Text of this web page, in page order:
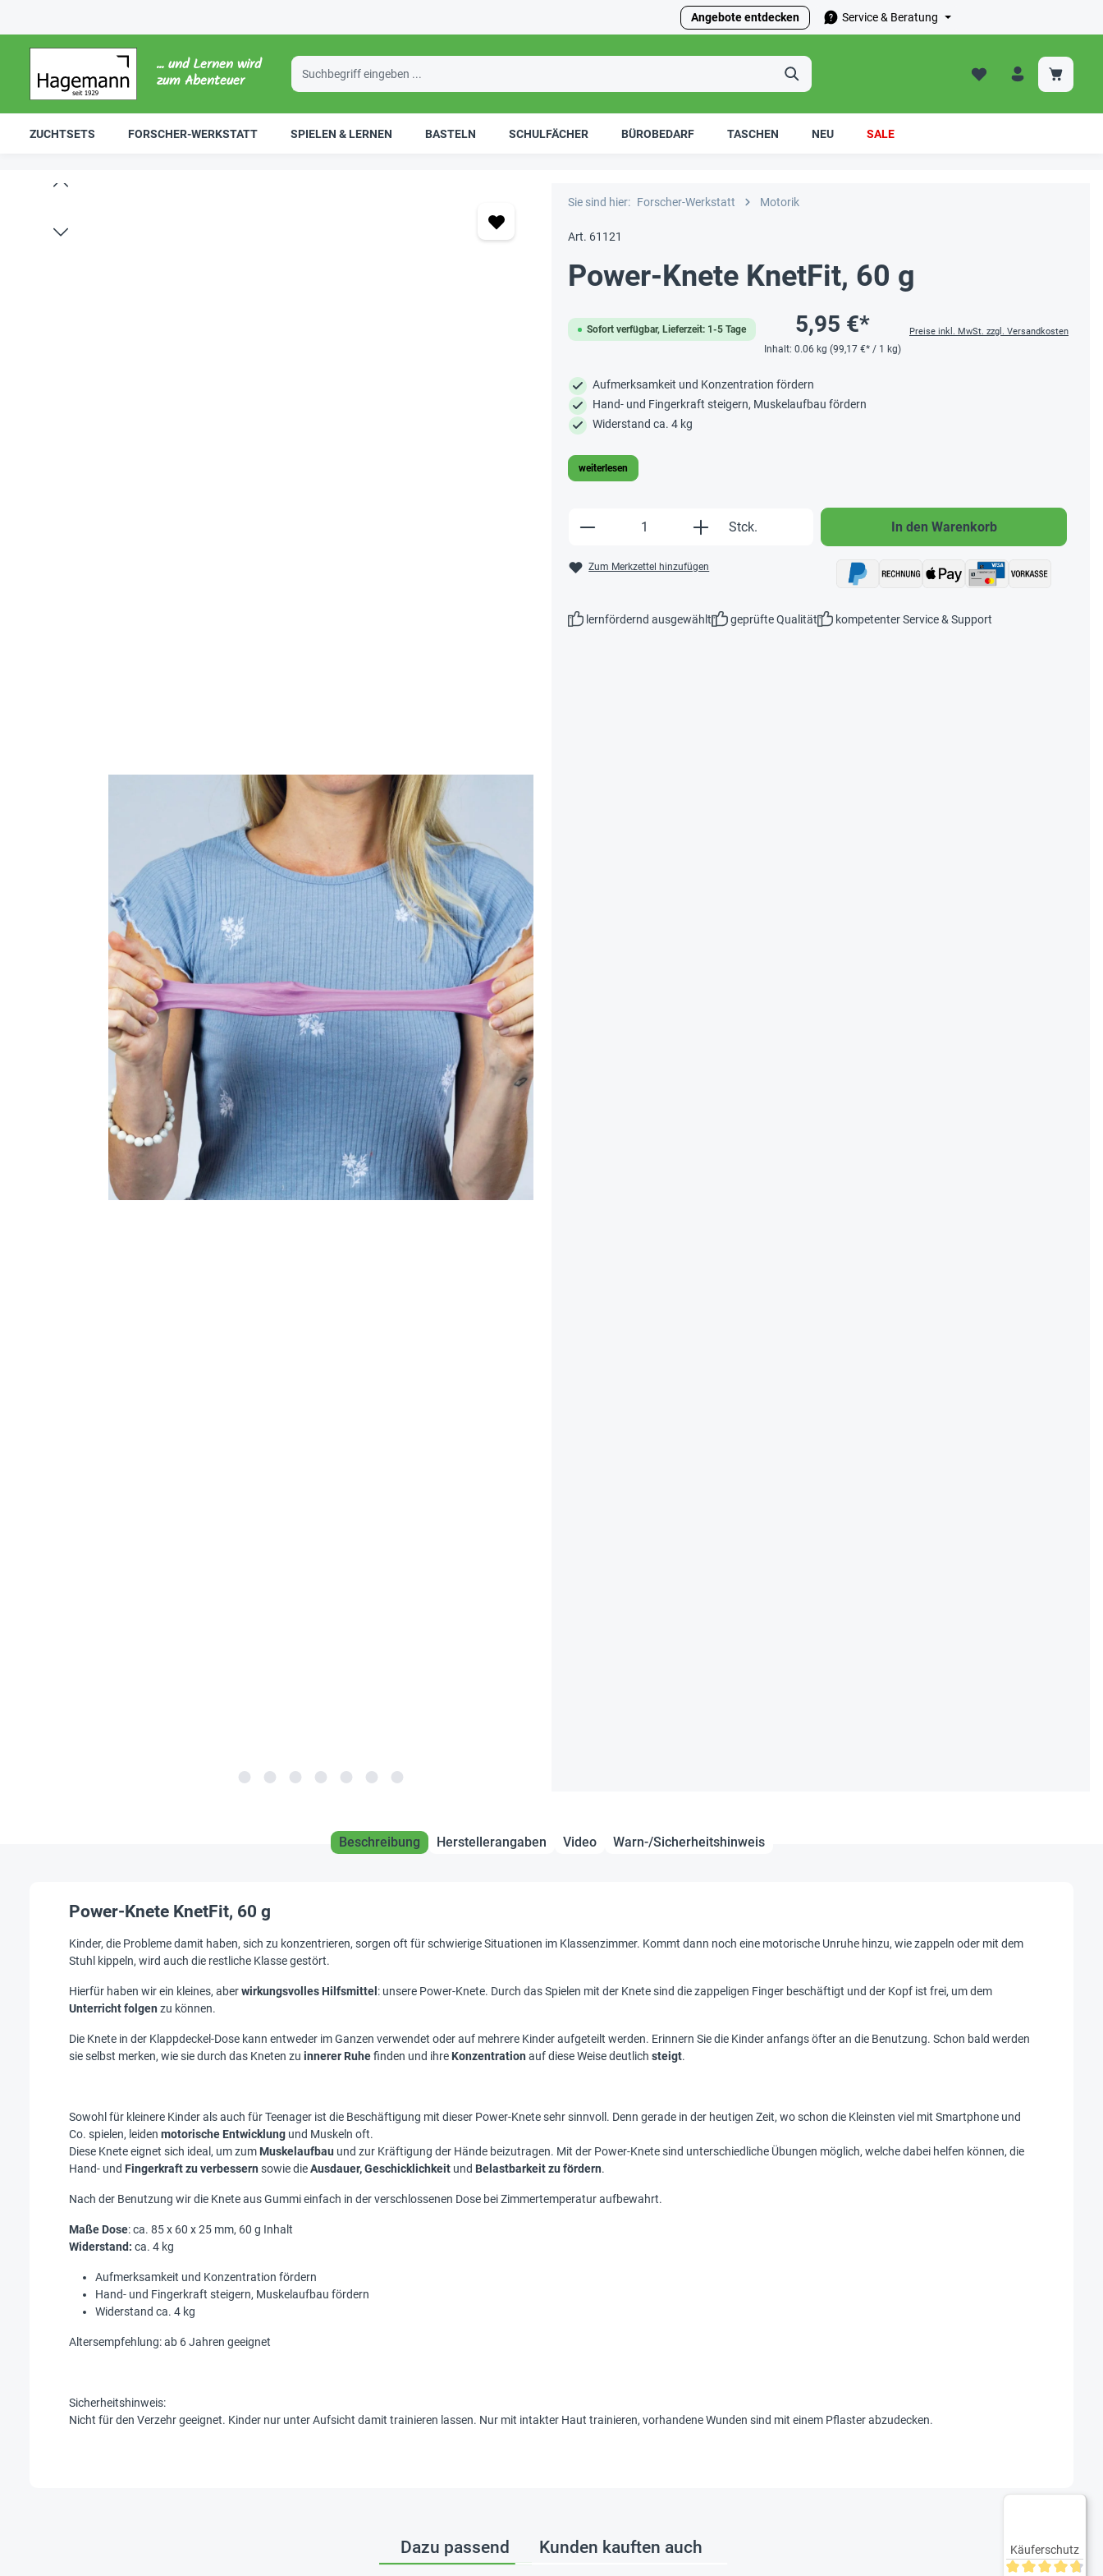
Angebote entdecken Service & Beratung
... und Lernen wird
zum Abenteuer
ZUCHTSETS FORSCHER-WERKSTATT SPIELEN & LERNEN BASTELN SCHULFÄCHER BÜROBEDARF TASCHEN NEU SALE
Sie sind hier: Forscher-Werkstatt Motorik
Art. 61121
Power-Knete KnetFit, 60 g
Sofort verfügbar, Lieferzeit: 1-5 Tage 5,95 €*
Inhalt: 0.06 kg (99,17 €* / 1 kg)
Preise inkl. MwSt. zzgl. Versandkosten
Aufmerksamkeit und Konzentration fördern
Hand- und Fingerkraft steigern, Muskelaufbau fördern
Widerstand ca. 4 kg
weiterlesen
Produkt Anzahl: Gib den gewünschten Wert ein oder
Stck.
Zum Merkzettel hinzufügen
In den Warenkorb
lernfördernd ausgewählt geprüfte Qualität kompetenter Service & Support
Beschreibung Herstellerangaben Video Warn-/Sicherheitshinweis
Power-Knete KnetFit, 60 g
Kinder, die Probleme damit haben, sich zu konzentrieren, sorgen oft für schwierige Situationen im Klassenzimmer. Kommt dann noch eine motorische Unruhe hinzu, wie zappeln oder mit dem
Stuhl kippeln, wird auch die restliche Klasse gestört.
Hierfür haben wir ein kleines, aberwirkungsvolles Hilfsmittel : unsere Power-Knete. Durch das Spielen mit der Knete sind die zappeligen Finger beschäftigt und der Kopf ist frei, um dem
Unterricht folgen zu können.
Die Knete in der Klappdeckel-Dose kann entweder im Ganzen verwendet oder auf mehrere Kinder aufgeteilt werden. Erinnern Sie die Kinder anfangs öfter an die Benutzung. Schon bald werden
sie selbst merken, wie sie durch das Kneten zu innerer Ruhefinden und ihre Konzentration auf diese Weise deutlich steigt.
Sowohl für kleinere Kinder als auch für Teenager ist die Beschäftigung mit dieser Power-Knete sehr sinnvoll. Denn gerade in der heutigen Zeit, wo schon die Kleinsten viel mit Smartphone und
Co. spielen, leiden motorische Entwicklung und Muskeln oft.
Diese Knete eignet sich ideal, um zum Muskelaufbau und zur Kräftigung der Hände beizutragen. Mit der Power-Knete sind unterschiedliche Übungen möglich, welche dabei helfen können, die
Hand- und Fingerkraft zu verbessern sowie dieAusdauer, Geschicklichkeit und Belastbarkeit zu fördern.
Nach der Benutzung wir die Knete aus Gummi einfach in der verschlossenen Dose bei Zimmertemperatur aufbewahrt.
Maße Dose: ca. 85 x 60 x 25 mm, 60 g Inhalt
Widerstand: ca. 4 kg
Aufmerksamkeit und Konzentration fördern
Hand- und Fingerkraft steigern, Muskelaufbau fördern
Widerstand ca. 4 kg
Altersempfehlung: ab 6 Jahren geeignet
Sicherheitshinweis:
Nicht für den Verzehr geeignet. Kinder nur unter Aufsicht damit trainieren lassen. Nur mit intakter Haut trainieren, vorhandene Wunden sind mit einem Pflaster abzudecken.
Dazu passend Kunden kauften auch Käuferschutz